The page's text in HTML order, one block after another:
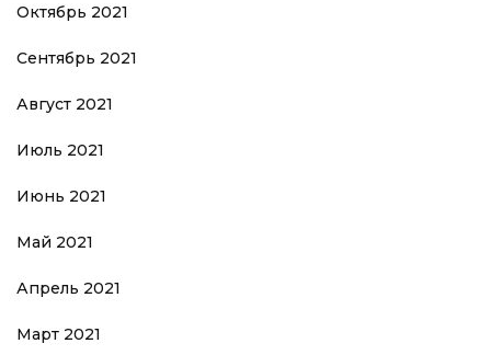
Октябрь 2021
Сентябрь 2021
Август 2021
Июль 2021
Июнь 2021
Май 2021
Апрель 2021
Март 2021